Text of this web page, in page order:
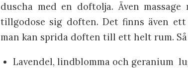
duscha med en doftolja. Även
tillgodose sig doften. Det finns även
man kan sprida doften till ett helt rum.
Lavendel, lindblomma och geranium